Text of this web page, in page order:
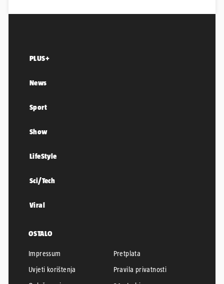
PLUS+
News
Sport
Show
LifeStyle
Sci/Tech
Viral
OSTALO
Impressum
Pretplata
Uvjeti korištenja
Pravila privatnosti